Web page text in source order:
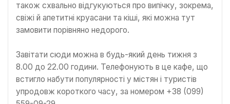
також схвально відгукуються про випічку, зокрема,
свіжі й апетитні круасани та кіші, які можна тут
замовити порівняно недорого.
Завітати сюди можна в будь-який день тижня з
8.00 до 22.00 години. Телефонують в це кафе, що
встигло набути популярності у містян і туристів
упродовж короткого часу, за номером +38 (099)